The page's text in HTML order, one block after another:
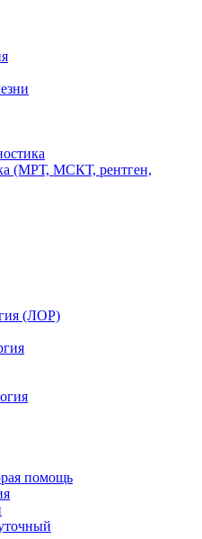
(МРТ, МСКТ, рентген,
(ЛОР)
помощь